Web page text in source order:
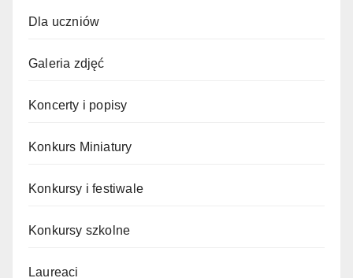
Dla uczniów
Galeria zdjęć
Koncerty i popisy
Konkurs Miniatury
Konkursy i festiwale
Konkursy szkolne
Laureaci